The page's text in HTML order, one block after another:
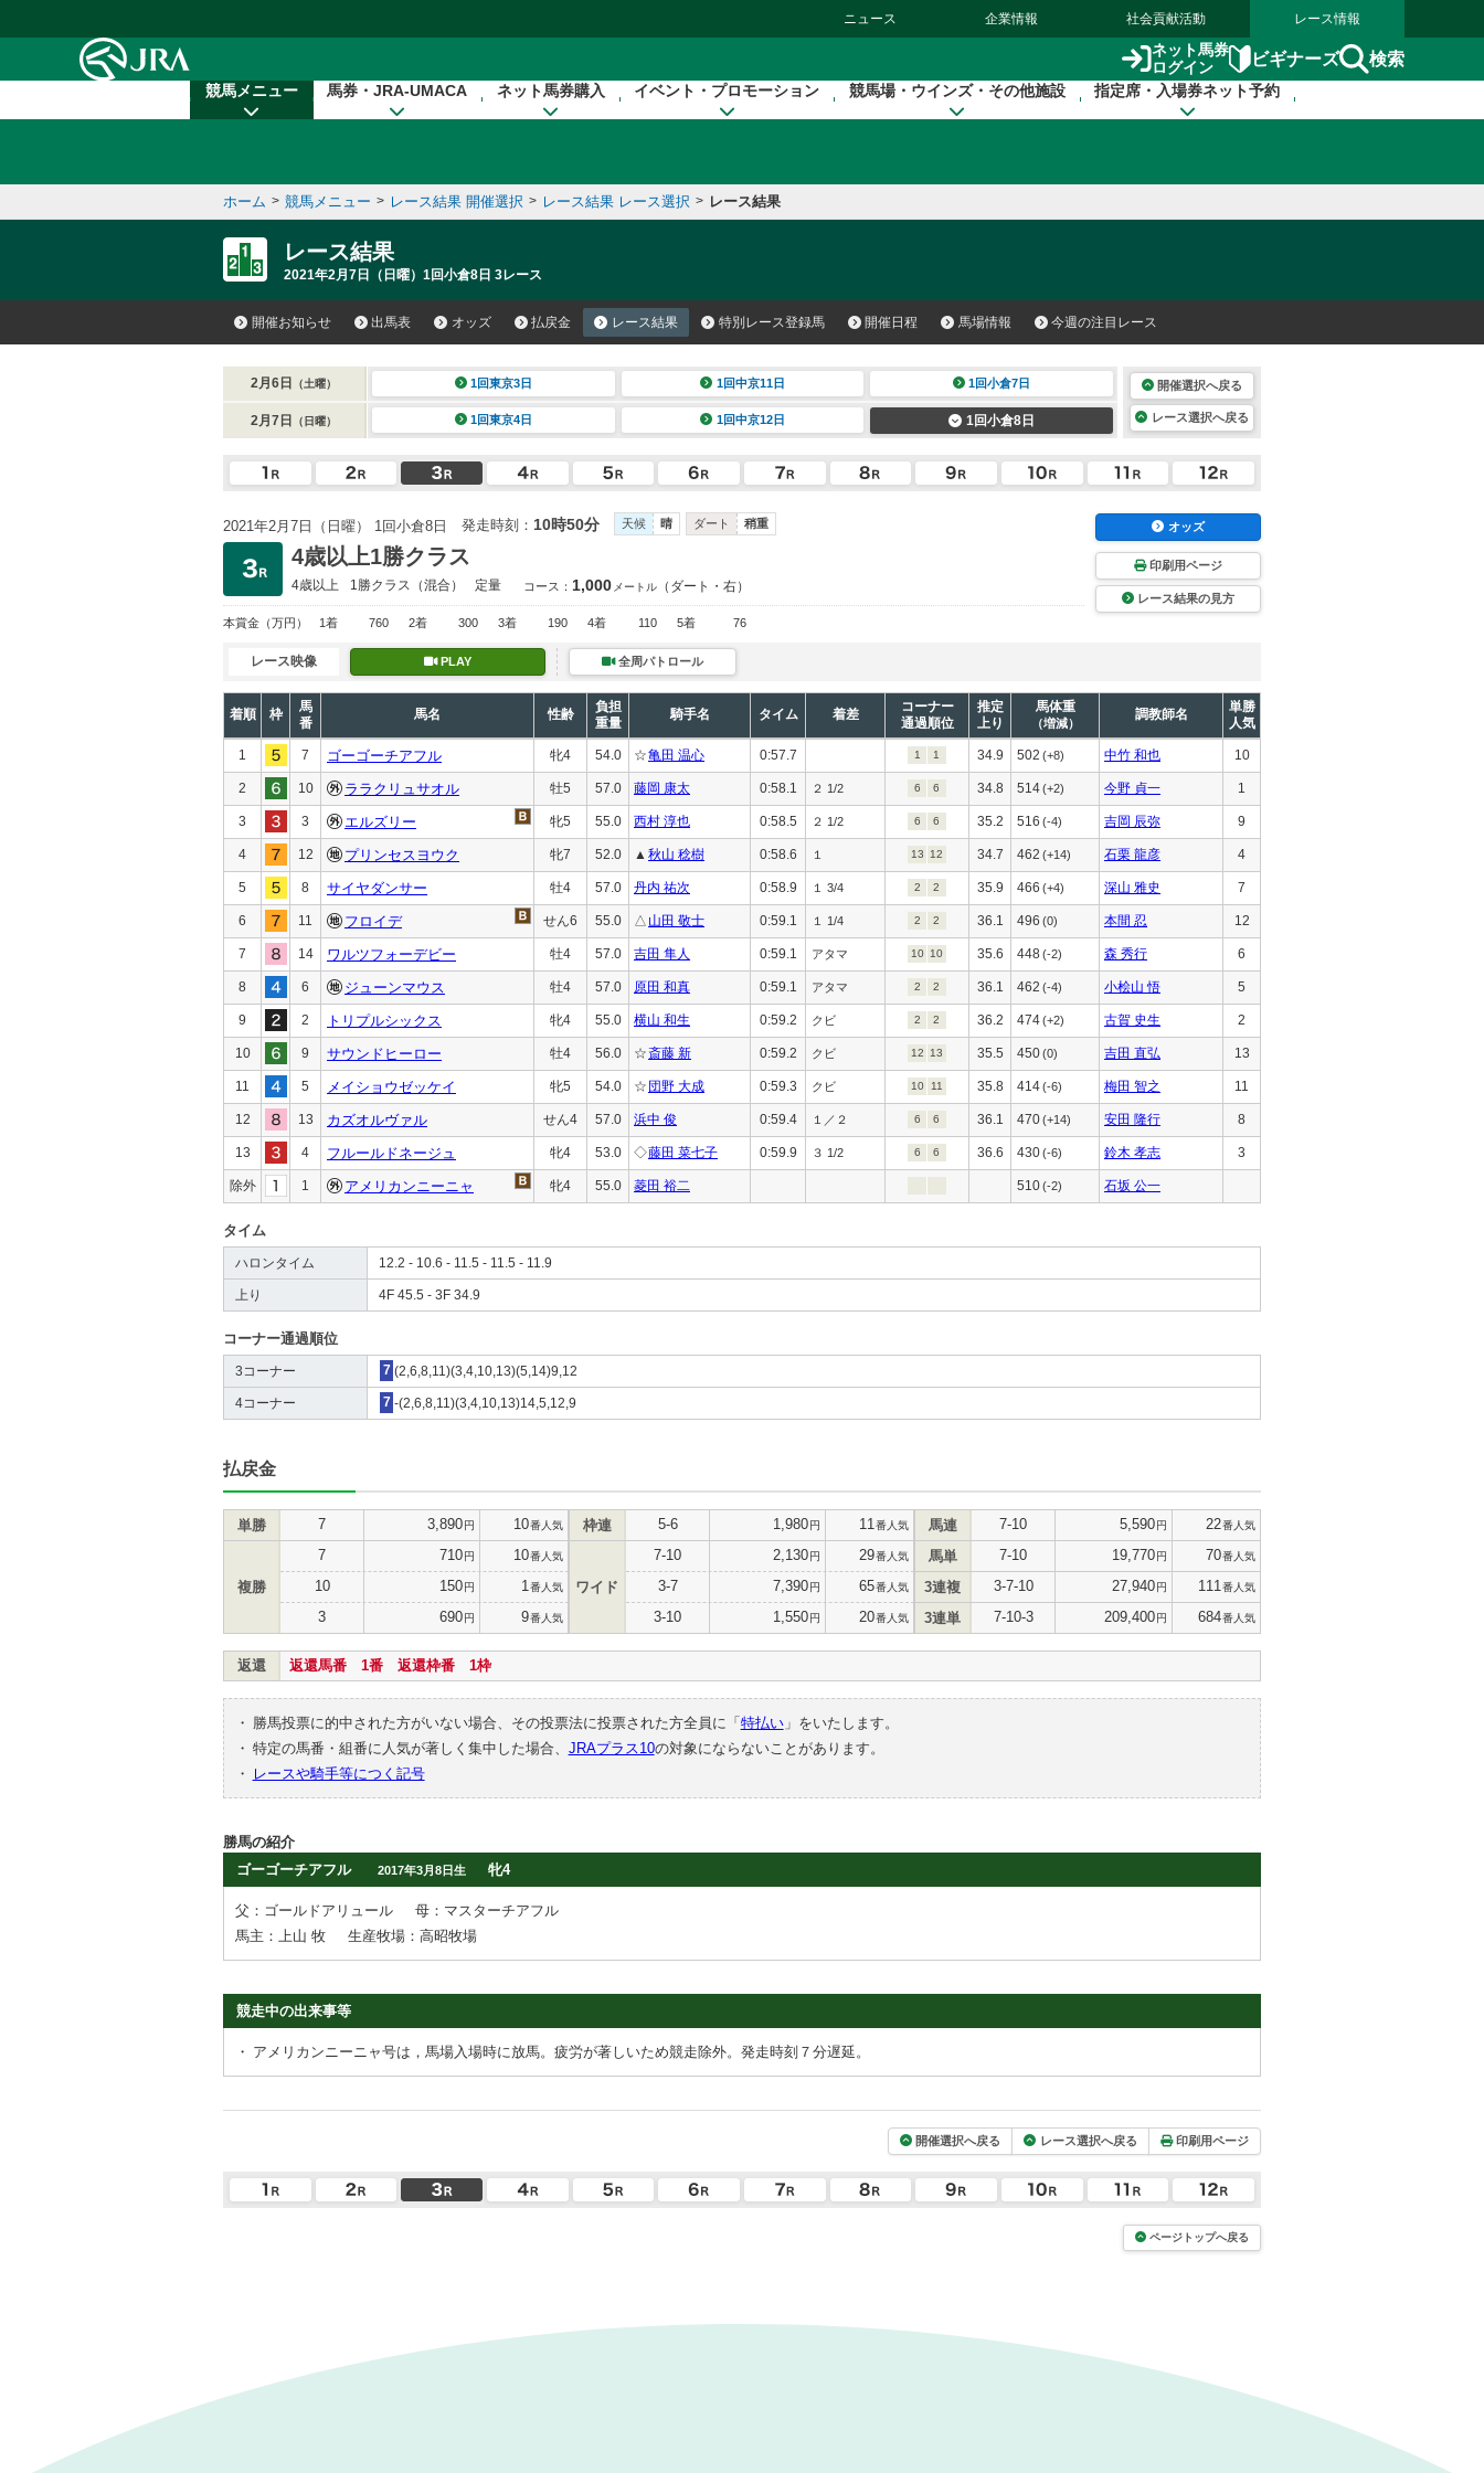
ニュース 企業情報 社会貢献活動 レース情報
ネット馬券
ログイン
ビギナーズ 検索
競馬メニュー 馬券・JRA-UMACA ネット馬券購入 イベント・プロモーション 競馬場・ウインズ・その他施設 指定席・入場券ネット予約
ホーム > 競馬メニュー > レース結果 開催選択 > レース結果 レース選択 > レース結果
レース結果
2021年2月7日（日曜）1回小倉8日 3レース
開催お知らせ 出馬表 オッズ 払戻金 レース結果 特別レース登録馬 開催日程 馬場情報 今週の注目レース
2月6日 （土曜） 1回東京3日 1回中京11日 1回小倉7日
2月7日 （日曜） 1回東京4日 1回中京12日 1回小倉8日
開催選択へ戻る
レース選択へ戻る
2021年2月7日（日曜） 1回小倉8日 発走時刻： 10時50分 天候 晴 ダート 稍重
4歳以上1勝クラス
4歳以上 1勝クラス （混合） 定量 コース： 1,000 メートル （ダート・右）
本賞金 （万円） 1着 760 2着 300 3着 190 4着 110 5着 76
オッズ
印刷用ページ
レース結果の見方
レース映像 PLAY 全周パトロール
着順 枠
馬
番
馬名 性齢
負担
重量
騎手名 タイム 着差
コーナー
通過順位
推定
上り
馬体重
（増減）
調教師名
単勝
人気
1 7 ゴーゴーチアフル 牝4 54.0 ☆亀田 温心 0:57.7 1 1 34.9 502 (+8) 中竹 和也 10
2 10 ララクリュサオル 牡5 57.0 藤岡 康太 0:58.1 ２ 1/2 6 6 34.8 514(+2) 今野 貞一 1
3 3 エルズリー 牝5 55.0 西村 淳也 0:58.5 ２ 1/2 6 6 35.2 516 (-4) 吉岡 辰弥 9
4 12 プリンセスヨウク 牝7 52.0 ▲ 秋山 稔樹 0:58.6 １ 13 12 34.7 462 (+14) 石栗 龍彦 4
5 8 サイヤダンサー 牡4 57.0 丹内 祐次 0:58.9 １ 3/4 2 2 35.9 466 (+4) 深山 雅史 7
6 11 フロイデ せん6 55.0 △ 山田 敬士 0:59.1 １ 1/4 2 2 36.1 496 (0) 本間 忍 12
7 14 ワルツフォーデビー 牡4 57.0 吉田 隼人 0:59.1 アタマ 10 10 35.6 448(-2) 森 秀行 6
8 6 ジューンマウス 牡4 57.0 原田 和真 0:59.1 アタマ 2 2 36.1 462 (-4) 小桧山 悟 5
9 2 トリプルシックス 牝4 55.0 横山 和生 0:59.2 クビ 2 2 36.2 474(+2) 古賀 史生 2
10 9 サウンドヒーロー 牡4 56.0 ☆斎藤 新 0:59.2 クビ 12 13 35.5 450(0) 吉田 直弘 13
11 5 メイショウゼッケイ 牝5 54.0 ☆ 団野 大成 0:59.3 クビ 10 11 35.8 414(-6) 梅田 智之 11
12 13 カズオルヴァル せん4 57.0 浜中 俊 0:59.4 １／２ 6 6 36.1 470(+14) 安田 隆行 8
13 4 フルールドネージュ 牝4 53.0 ◇藤田 菜七子 0:59.9 ３ 1/2 6 6 36.6 430(-6) 鈴木 孝志 3
除外 1 アメリカンニーニャ 牝4 55.0 菱田 裕二 510(-2) 石坂 公一
タイム
ハロンタイム 12.2 - 10.6 - 11.5 - 11.5 - 11.9
上り 4F 45.5 - 3F 34.9
コーナー通過順位
3コーナー 7 (2,6,8,11)(3,4,10,13)(5,14)9,12
4コーナー 7 -(2,6,8,11)(3,4,10,13)14,5,12,9
払戻金
単勝 7 3,890円 10番人気
複勝
7 710円 10番人気
10 150円 1 番人気
3 690円 9番人気
枠連 5-6 1,980円 11 番人気
ワイド
7-10 2,130円 29番人気
3-7 7,390円 65番人気
3-10 1,550円 20番人気
馬連 7-10 5,590円 22番人気
馬単 7-10 19,770円 70番人気
3連複 3-7-10 27,940円 111 番人気
3連単 7-10-3 209,400円 684番人気
返還 返還馬番 1番 返還枠番 1枠
・ 勝馬投票に的中された方がいない場合、その投票法に投票された方全員に「 特払い」をいたします。
・ 特定の馬番・組番に人気が著しく集中した場合、 JRAプラス10の対象にならないことがあります。
・
レースや騎手等につく記号
勝馬の紹介
ゴーゴーチアフル
2017年3月8日生 牝4
父：ゴールドアリュール
母：マスターチアフル
馬主：上山 牧
生産牧場：高昭牧場
競走中の出来事等
・ アメリカンニーニャ号は，馬場入場時に放馬。疲労が著しいため競走除外。発走時刻７分遅延。
開催選択へ戻る レース選択へ戻る 印刷用ページ
ページトップへ戻る